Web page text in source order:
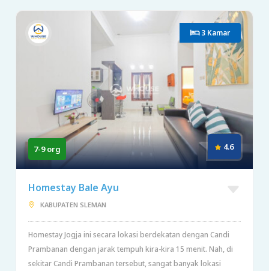
3 Kamar
7-9 org 4.6
Homestay Bale Ayu
KABUPATEN SLEMAN
Homestay Jogja ini secara lokasi berdekatan dengan Candi
Prambanan dengan jarak tempuh kira-kira 15 menit. Nah, di
sekitar Candi Prambanan tersebut, sangat banyak lokasi